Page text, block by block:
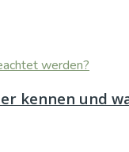
kennen und